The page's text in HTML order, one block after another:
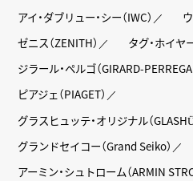
アイ・ダブリュー・シー（IWC）
ゼニス（ZENITH）
タグ・ホイヤ
ジラール・ペルゴ（GIRARD-
ピアジェ（PIAGET）
グラスヒュッテ・オリジナル（
グランドセイコー（Grand Seiko）
アーミン・シュトローム（ARMIN